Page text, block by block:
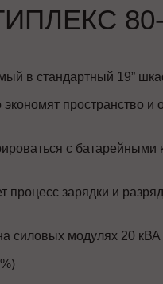
в стандартный 19”
пространство и
с
процесс зарядки и
силовых модулях 20